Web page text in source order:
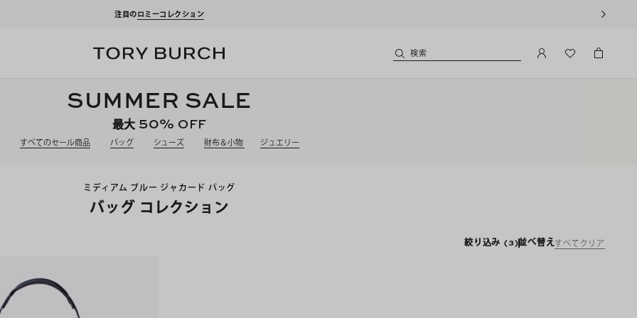
注目のロミーコレクション
検索
SUMMER SALE
最大 50% OFF
すべてのセール商品 バッグ シューズ 財布＆小物 ジュエリー
ミディアム ブルー ジャカード バッグ
バッグ コレクション
絞り込み (3)並べ替えすべてクリア